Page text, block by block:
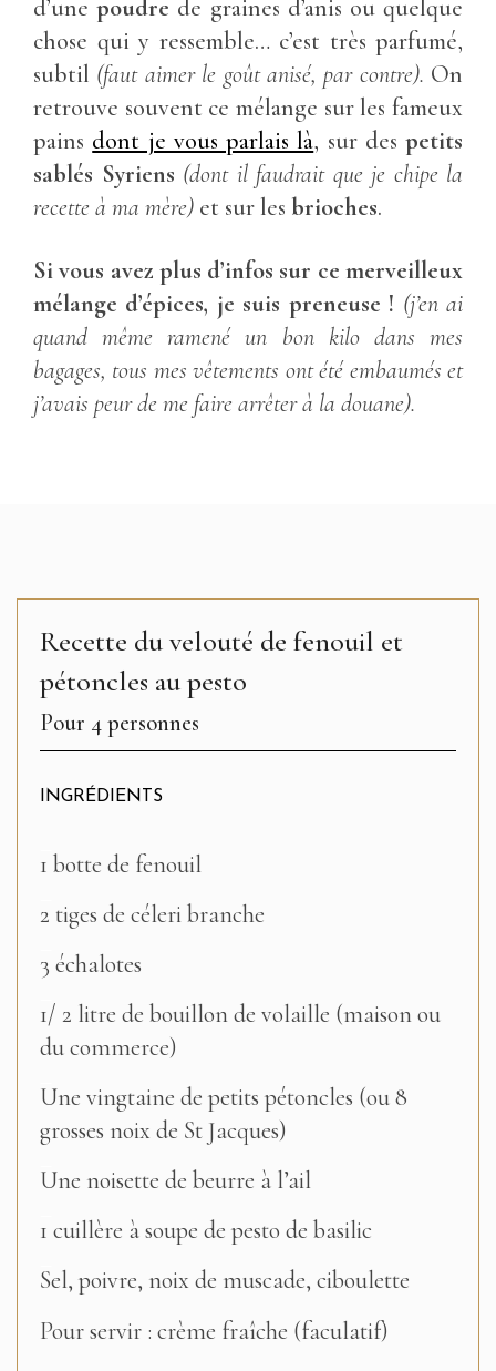
d’unepoudre de graines d’anis ou quelque
chose qui y ressemble… c’est très parfumé,
subtil (faut aimer le goût anisé, par contre). On
retrouve souvent ce mélange sur les fameux
pains dont je vous parlais là, sur des petits
sablés Syriens (dont il faudrait que je chipe la
recette à ma mère) et sur les brioches.
Si vous avez plus d’infos sur ce merveilleux
mélange d’épices, je suis preneuse ! (j’en ai
quand même ramené un bon kilo dans mes
bagages, tous mes vêtements ont été embaumés et
j’avais peur de me faire arrêter à la douane).
Recette du velouté de fenouil et
pétoncles au pesto
Pour 4 personnes
INGRÉDIENTS
1 botte de fenouil
2 tiges de céleri branche
3 échalotes
1/ 2 litre de bouillon de volaille (maison ou
du commerce)
–
Une vingtaine de petits pétoncles (ou 8
grosses noix de St Jacques)
–
Une noisette de beurre à l’ail
1 cuillère à soupe de pesto de basilic
–
Sel, poivre, noix de muscade, ciboulette
Pour servir : crème fraîche (faculatif)